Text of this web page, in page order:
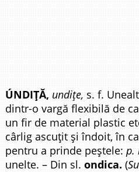
ÚNDIȚĂ, undițe, s. f.
dintr-o vargă flexibilă de
un fir de material plastic
cârlig ascuțit și îndoit, în
pentru a prinde peștele:p.
unelte. – Din sl.ondica. (